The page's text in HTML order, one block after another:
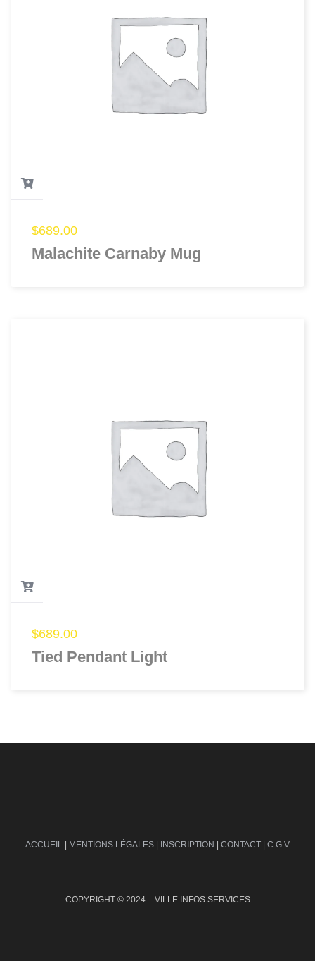
$689.00
Malachite Carnaby Mug
$689.00
Tied Pendant Light
ACCUEIL | MENTIONS LÉGALES | INSCRIPTION | CONTACT | C.G.V
COPYRIGHT © 2024 – VILLE INFOS SERVICES